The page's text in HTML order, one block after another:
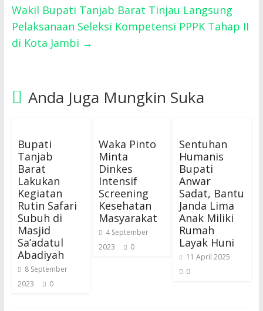
Wakil Bupati Tanjab Barat Tinjau Langsung
Pelaksanaan Seleksi Kompetensi PPPK Tahap II
di Kota Jambi →
Anda Juga Mungkin Suka
Bupati
Tanjab
Barat
Lakukan
Kegiatan
Rutin Safari
Subuh di
Masjid
Sa’adatul
Abadiyah
8 September
2023
0
Waka Pinto
Minta
Dinkes
Intensif
Screening
Kesehatan
Masyarakat
4 September
2023
0
Sentuhan
Humanis
Bupati
Anwar
Sadat, Bantu
Janda Lima
Anak Miliki
Rumah
Layak Huni
11 April 2025
0